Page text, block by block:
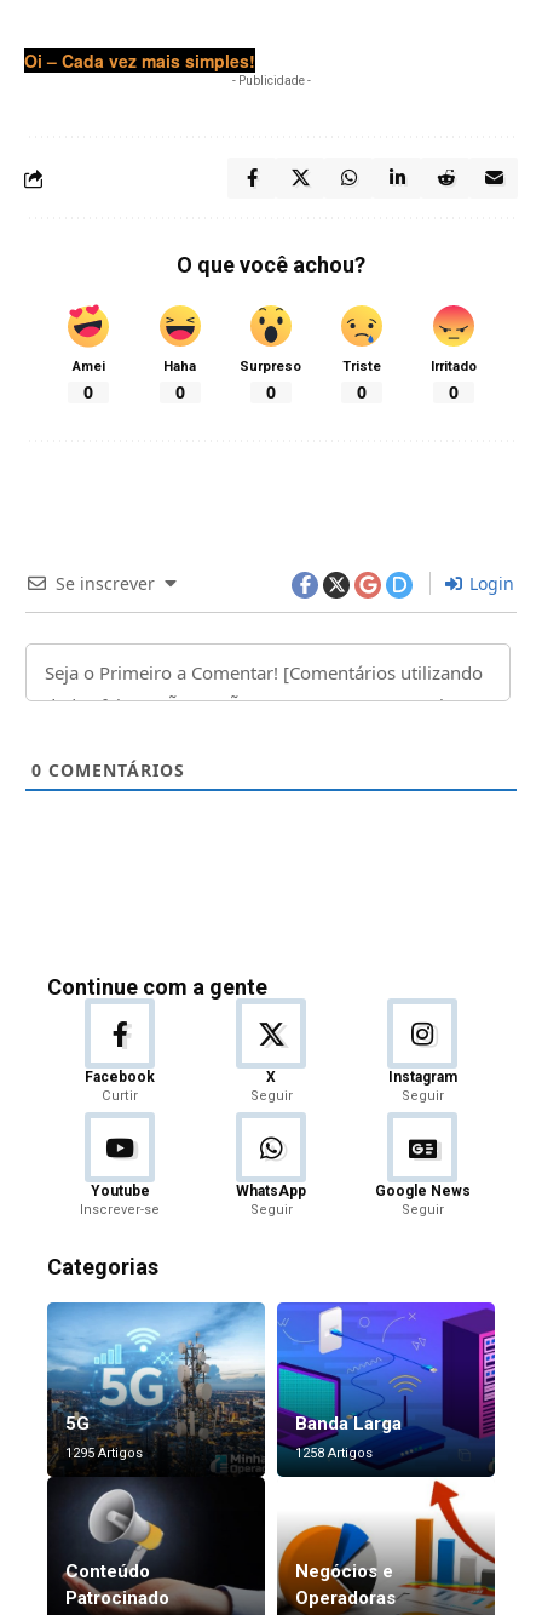
Oi – Cada vez mais simples!
- Publicidade -
O que você achou?
Amei
0
Haha
0
Surpreso
0
Triste
0
Irritado
0
Se inscrever Login
0 COMENTÁRIOS
Continue com a gente
Facebook
Curtir
X
Seguir
Instagram
Seguir
Youtube
Inscrever-se
WhatsApp
Seguir
Google News
Seguir
Categorias
5G
1295 Artigos
Banda Larga
1258 Artigos
Conteúdo
Patrocinado
Negócios e
Operadoras